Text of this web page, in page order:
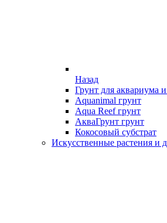
Назад
Грунт для аквариума
Aquanimal грунт
Aqua Reef грунт
АкваГрунт грунт
Кокосовый субстрат
Искусственные растения и